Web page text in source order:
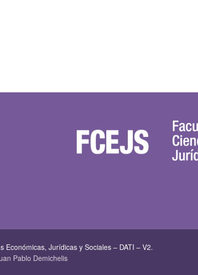
Jurí­dicas y Sociales – DATI – V2.
Pablo Demichelis